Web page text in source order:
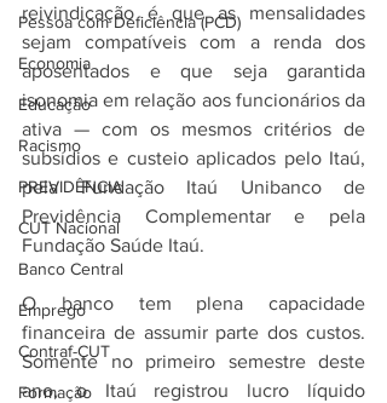
Pessoa com Deficiência (PCD)
Economia
Educação
Racismo
PREVIDÊNCIA
CUT Nacional
Banco Central
Emprego
Contraf-CUT
Formação
reivindicação é que as mensalidades
sejam compatíveis com a renda dos
aposentados e que seja garantida
isonomia em relação aos funcionários da
ativa — com os mesmos critérios de
subsídios e custeio aplicados pelo Itaú,
pela Fundação Itaú Unibanco de
Previdência Complementar e pela
Fundação Saúde Itaú.
O banco tem plena capacidade
financeira de assumir parte dos custos.
Somente no primeiro semestre deste
ano, o Itaú registrou lucro líquido